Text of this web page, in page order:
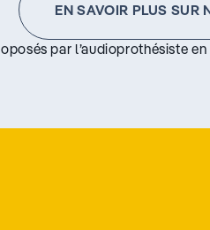
EN SAVOIR PLUS SUR
par l’audioprothésiste